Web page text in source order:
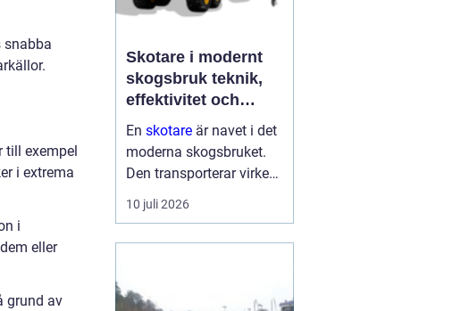
snabba
till exempel
i extrema
i
eller
grund av
Skotare i modernt
skogsbruk teknik,
effektivitet och
hållbarhet
En skotare är navet i det
moderna skogsbruket.
Den transporterar virke
från avverkningsplatsen
till bilväg eller
förhållanden. Rä...
10 juli 2026